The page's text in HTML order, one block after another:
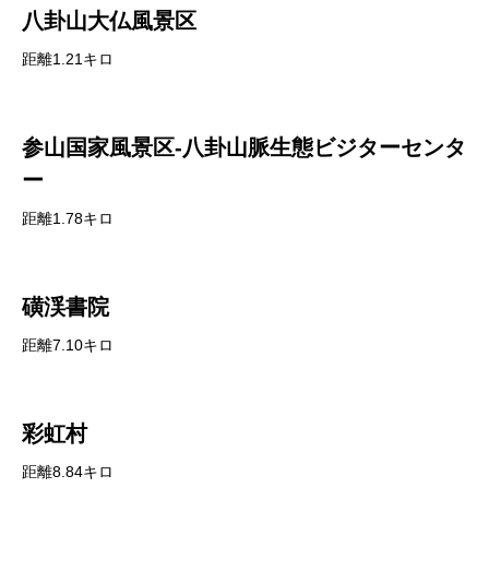
八卦山大仏風景区
距離1.21キロ
参山国家風景区-八卦山脈生態ビジターセンタ
ー
距離1.78キロ
磺渓書院
距離7.10キロ
彩虹村
距離8.84キロ